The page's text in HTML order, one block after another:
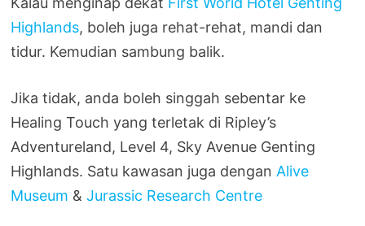
Highlands, boleh juga rehat-rehat, mandi dan
tidur. Kemudian sambung balik.
Jika tidak, anda boleh singgah sebentar ke
Healing Touch yang terletak di Ripley’s
Adventureland, Level 4, Sky Avenue Genting
Highlands. Satu kawasan juga dengan Alive
Museum &Jurassic Research Centre